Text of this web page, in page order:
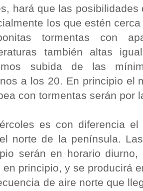
hará que las
los que estén
tormentas con
también altas
subida de las
a los 20. En principio el
con tormentas serán por
es con diferencia
norte de la península.
serán en horario
en principio, y se producirá
de aire norte que